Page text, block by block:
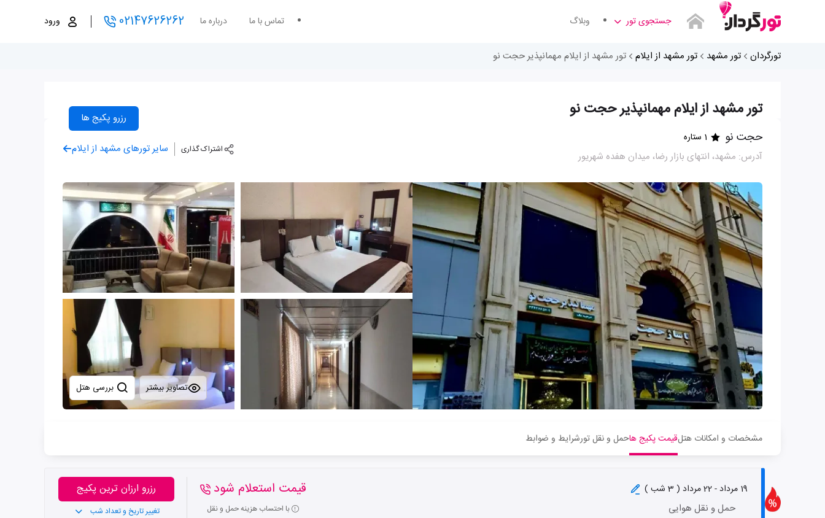
جستجوی تور وبلاگ تماس با ما درباره ما 02147626262 ورود
تورگردان تور مشهد تور مشهد از ایلام تور مشهد از ایلام مهمانپذیر حجت نو
تور مشهد از ایلام مهمانپذیر حجت نو رزرو پکیج ها
حجت نو 1 ستاره
آدرس: مشهد، انتهای بازار رضا، میدان هفده شهریور
اشتراک گذاری سایر تورهای مشهد از ایلام
تصاویر بیشتر
مشخصات و امکانات هتلقیمت پکیج هاحمل و نقل تورشرایط و ضوابط
19 مرداد - 22 مرداد ( 3 شب )
حمل و نقل هوایی
قیمت استعلام شود
با احتساب هزینه حمل و نقل
رزرو ارزان ترین پکیج
تغییر تاریخ و تعداد شب